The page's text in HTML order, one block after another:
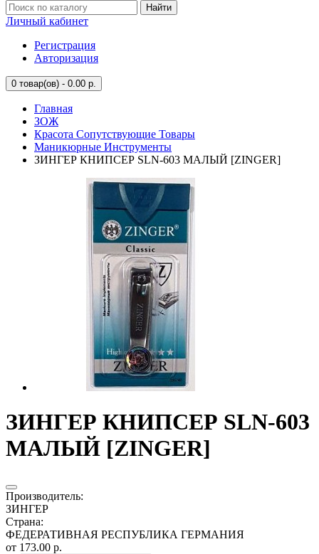
Найти
Личный кабинет
Регистрация
Авторизация
0 товар(ов) - 0.00 р.
Главная
ЗОЖ
Красота Сопутствующие Товары
Маникюрные Инструменты
ЗИНГЕР КНИПСЕР SLN-603 МАЛЫЙ [ZINGER]
ЗИНГЕР КНИПСЕР SLN-603
МАЛЫЙ [ZINGER]
Производитель:
ЗИНГЕР
Страна:
ФЕДЕРАТИВНАЯ РЕСПУБЛИКА ГЕРМАНИЯ
от 173.00 р.